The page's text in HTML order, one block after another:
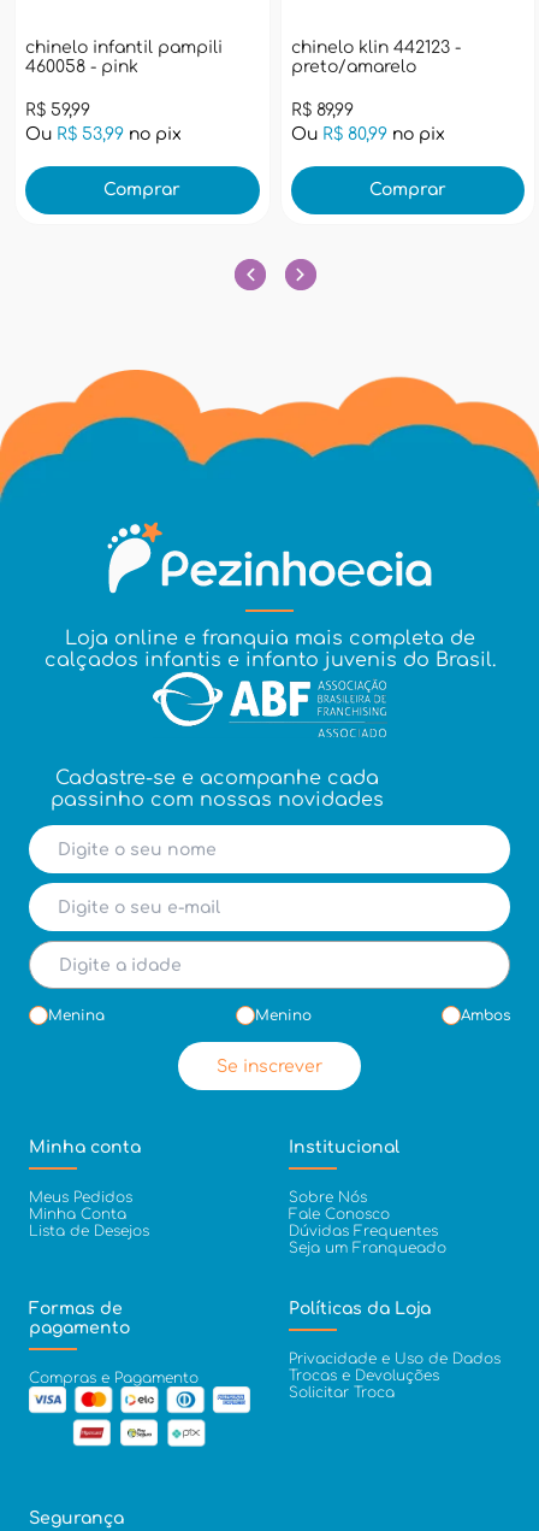
chinelo infantil pampili
460058 - pink
R$ 59,99
Ou R$ 53,99 no pix
Comprar
chinelo klin 442123 -
preto/amarelo
R$ 89,99
Ou R$ 80,99no pix
Comprar
Loja online e franquia mais completa de
calçados infantis e infanto juvenis do Brasil.
Cadastre-se e acompanhe cada
passinho com nossas novidades
Menina Menino Ambos
Se inscrever
Minha conta
Meus Pedidos
Minha Conta
Lista de Desejos
Institucional
Sobre Nós
Fale Conosco
Dúvidas Frequentes
Seja um Franqueado
Formas de
pagamento
Compras e Pagamento
Políticas da Loja
Privacidade e Uso de Dados
Trocas e Devoluções
Solicitar Troca
Segurança